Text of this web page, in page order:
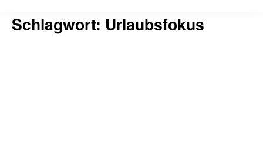
Schlagwort: Urlaubsfokus